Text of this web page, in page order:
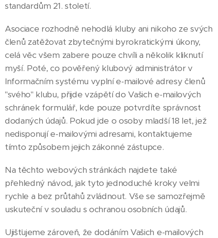
standardům 21. století.
Asociace rozhodně nehodlá kluby ani nikoho ze svých
členů zatěžovat zbytečnými byrokratickými úkony,
celá věc všem zabere pouze chvíli a několik kliknutí
myší. Poté, co pověřený klubový administrátor v
Informačním systému vyplní e-mailové adresy členů
"svého" klubu, přijde vzápětí do Vašich e-mailových
schránek formulář, kde pouze potvrdíte správnost
dodaných údajů. Pokud jde o osoby mladší 18 let, jež
nedisponují e-mailovými adresami, kontaktujeme
tímto způsobem jejich zákonné zástupce.
Na těchto webových stránkách najdete také
přehledný návod, jak tyto jednoduché kroky velmi
rychle a bez průtahů zvládnout. Vše se samozřejmě
uskuteční v souladu s ochranou osobních údajů.
Ujišťujeme zároveň, že dodáním Vašich e-mailových